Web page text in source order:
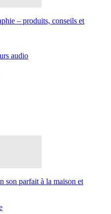
– produits, conseils et
audio
son parfait à la maison et